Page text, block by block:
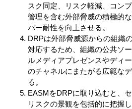
スク同定、リスク軽減、コン
管理を含む外部脅威の積極的
バー耐性を向上させる。
DRPは外部脅威源からの組織
対応するため、組織の公共ソ
ルメディアプレゼンスやディ
のチャネルにまたがる広範な
る。
EASMをDRPに取り込むと、
リスクの景観を包括的に把握